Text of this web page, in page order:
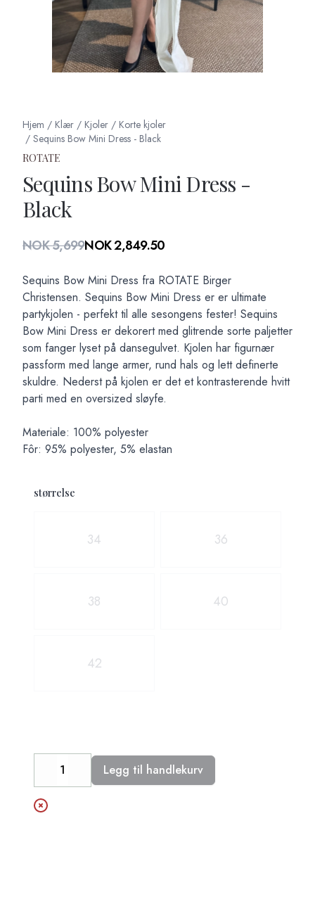
Hjem / Klær / Kjoler / Korte kjoler
/ Sequins Bow Mini Dress - Black
ROTATE
Sequins Bow Mini Dress -
Black
Produktdetaljer
NOK 5,699NOK 2,849.50
Description
Sequins Bow Mini Dress fra ROTATE Birger
Christensen. Sequins Bow Mini Dress er er ultimate
partykjolen - perfekt til alle sesongens fester! Sequins
Bow Mini Dress er dekorert med glitrende sorte paljetter
som fanger lyset på dansegulvet. Kjolen har figurnær
passform med lange armer, rund hals og lett definerte
skuldre. Nederst på kjolen er det et kontrasterende hvitt
parti med en oversized sløyfe.
Materiale: 100% polyester
Fôr: 95% polyester, 5% elastan
størrelse
34 36
38 40
42
DecreaseIncreaseLegg til handlekurv